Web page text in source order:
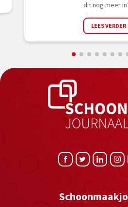
dit nog meer
LEES VERDER